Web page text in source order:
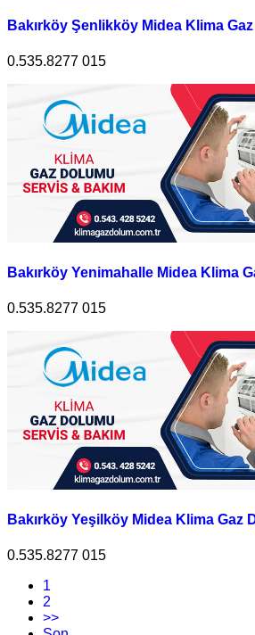
Bakırköy Şenlikköy Midea Klima
0.535.8277 015
Bakırköy Yenimahalle Midea Klima
0.535.8277 015
Bakırköy Yeşilköy Midea Klima Gaz
0.535.8277 015
1
2
>>